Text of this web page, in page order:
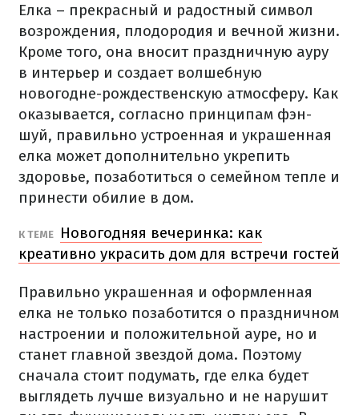
Елка – прекрасный и радостный символ
возрождения, плодородия и вечной жизни.
Кроме того, она вносит праздничную ауру
в интерьер и создает волшебную
новогодне-рождественскую атмосферу. Как
оказывается, согласно принципам фэн-
шуй, правильно устроенная и украшенная
елка может дополнительно укрепить
здоровье, позаботиться о семейном тепле и
принести обилие в дом.
К ТЕМЕ
Новогодняя вечеринка: как
креативно украсить дом для встречи гостей
Правильно украшенная и оформленная
елка не только позаботится о праздничном
настроении и положительной ауре, но и
станет главной звездой дома. Поэтому
сначала стоит подумать, где елка будет
выглядеть лучше визуально и не нарушит